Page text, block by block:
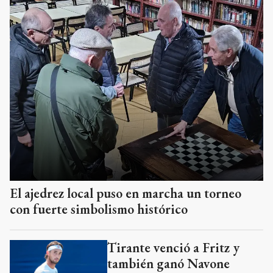
El ajedrez local puso en marcha un torneo
con fuerte simbolismo histórico
Tirante venció a Fritz y
también ganó Navone